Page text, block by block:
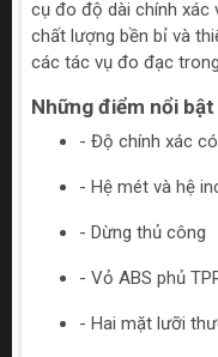
cụ đo độ dài chính xác
chất lượng bền bỉ và
các tác vụ đo đạc
Những điểm nổi
- Độ chính xác
- Hệ mét và hệ
- Dừng thủ công
- Vỏ ABS phủ
- Hai mặt lưỡi